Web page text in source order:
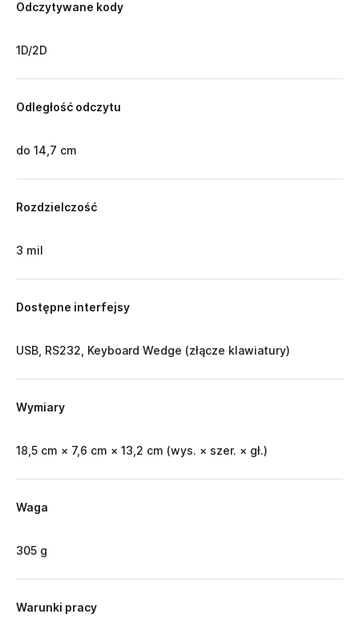
Odczytywane kody
1D/2D
Odległość odczytu
do 14,7 cm
Rozdzielczość
3 mil
Dostępne interfejsy
USB, RS232, Keyboard Wedge (złącze klawiatury)
Wymiary
18,5 cm × 7,6 cm × 13,2 cm (wys. × szer. × gł.)
Waga
305 g
Warunki pracy